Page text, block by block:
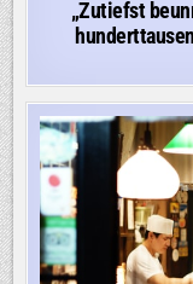
„Zutiefst